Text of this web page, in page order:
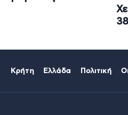
Κρήτη Ελλάδα Πολιτική